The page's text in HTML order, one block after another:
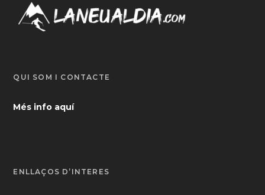
QUI SOM I CONTACTE
Més info aquí
ENLLAÇOS D’INTERÈS